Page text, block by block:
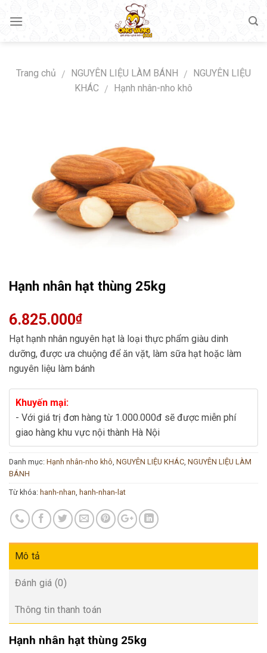
Trang chủ / NGUYÊN LIỆU LÀM BÁNH / NGUYÊN LIỆU
KHÁC / Hạnh nhân-nho khô
Hạnh nhân hạt thùng 25kg
6.825.000₫
Hạt hạnh nhân nguyên hạt là loại thực phẩm giàu dinh
dưỡng, được ưa chuộng để ăn vặt, làm sữa hạt hoặc làm
nguyên liệu làm bánh
Khuyến mại:
- Với giá trị đơn hàng từ 1.000.000đ sẽ được miễn phí
giao hàng khu vực nội thành Hà Nội
Danh mục: Hạnh nhân-nho khô, NGUYÊN LIỆU KHÁC, NGUYÊN LIỆU LÀM
BÁNH
Từ khóa: hanh-nhan, hanh-nhan-lat
Mô tả
Đánh giá (0)
Thông tin thanh toán
Hạnh nhân hạt thùng 25kg